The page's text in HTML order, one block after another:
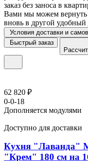
заказ без заноса в
Вами мы можем вернуть
вновь в другой удобный
Условия доставки и
Быстрый заказ
62 820 ₽
0-0-18
Дополняется модулями
Доступно для доставки
Кухня "Лаванда"
"Крем" 180 см на